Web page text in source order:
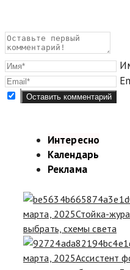
Интересно
Календарь
Реклама
марта, 2025Стойка-
выбрать, схемы света
марта, 2025Ассистент